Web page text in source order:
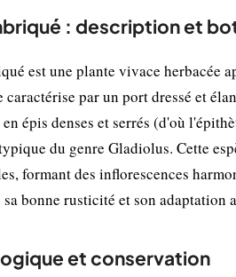
: description et
est une plante vivace herbacée
par un port dressé et
en épis denses et serrés (d'où
du genre Gladiolus. Cette
formant des inflorescences
sa bonne rusticité et son adaptation
et conservation